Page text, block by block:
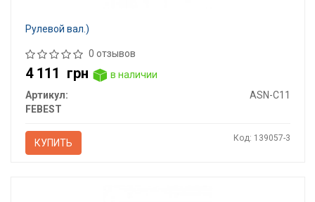
Рулевой вал.)
0 отзывов
4 111 грн
в наличии
Артикул:
ASN-C11
FEBEST
КУПИТЬ Код: 139057-3